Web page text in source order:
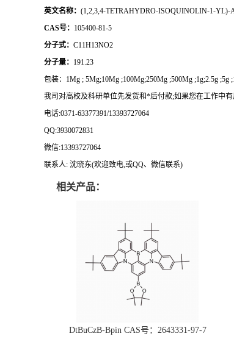
英文名称： (1,2,3,4-TETRAHYDRO-ISOQUINOLIN-1-YL)-
CAS号： 105400-81-5
分子式： C11H13NO2
分子量： 191.23
包装： 1Mg ; 5Mg;10Mg ;100Mg;250Mg ;500Mg ;1g;2.5g ;5g
我司对高校及科研单位先发货和*后付款;如果您在工作中有
电话:0371-63377391/13393727064
QQ:3930072831
微信:13393727064
联系人: 沈晓东(欢迎致电,或QQ、微信联系)
相关产品：
DtBuCzB-Bpin CAS号：2643331-97-7